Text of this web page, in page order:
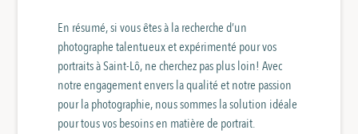
En résumé, si vous êtes à la recherche d’un
photographe talentueux et expérimenté pour vos
portraits à Saint-Lô, ne cherchez pas plus loin! Avec
notre engagement envers la qualité et notre passion
pour la photographie, nous sommes la solution idéale
pour tous vos besoins en matière de portrait.